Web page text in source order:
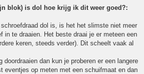
blok) is dol hoe krijg ik dit weer goed?:
dol is, is het het slimste niet meer
in te draaien. Het beste draai je er meteen een
keren, steeds verder). Dit scheelt vaak al
doordraaien dan kun je proberen er een langere
eventjes op meten met een schuifmaat en dan